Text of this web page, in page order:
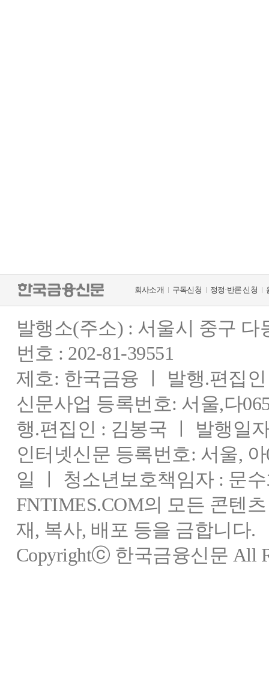
회사소개 구독신청 정정·반론 신청
발행소(주소) : 서울시 중구
번호 : 202-81-39551
제호: 한국금융 ㅣ 발행.편집
신문사업 등록번호: 서울,다
행.편집인 : 김봉국 ㅣ 발행일
인터넷신문 등록번호: 서울,
일 ㅣ 청소년보호책임자 : 문
FNTIMES.COM의 모든 콘텐
재, 복사, 배포 등을 금합니다.
Copyrightⓒ 한국금융신문 All